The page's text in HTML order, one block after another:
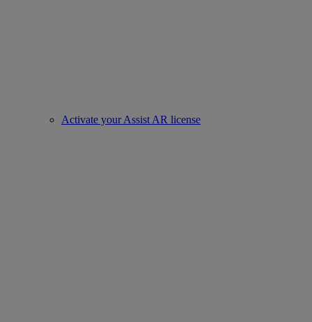
Activate your Assist AR license